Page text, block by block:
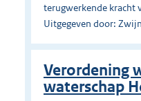
terugwerkende kracht
Uitgegeven door:
Verordening
waterschap